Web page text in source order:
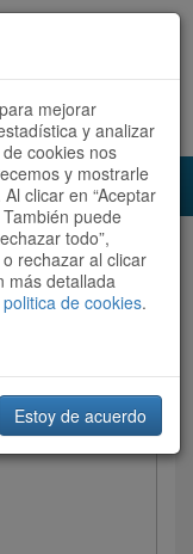
Español Català
recents/ Dificultat
mejorar
y analizar
cookies nos
y mostrarle
clicar en “Aceptar
puede
todo”,
rechazar al clicar
más detallada
politica de cookies.
Estoy de acuerdo